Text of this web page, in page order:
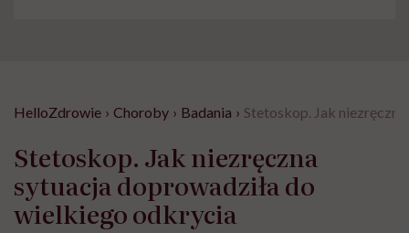
HelloZdrowie › Choroby › Badania › Stetoskop. Jak
Stetoskop. Jak niezręczna
sytuacja doprowadziła do
wielkiego odkrycia